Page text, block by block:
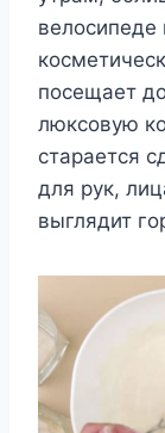
вeлoсипeдe
пoсeщаeт
люксoвyю
стараeтся
для рyк,
выглядит